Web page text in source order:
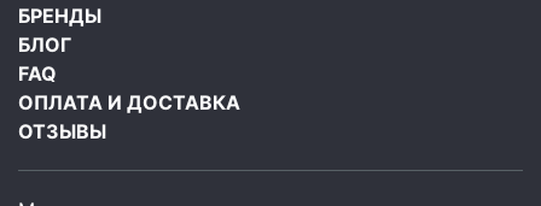
БРЕНДЫ
БЛОГ
FAQ
ОПЛАТА И ДОСТАВКА
ОТЗЫВЫ